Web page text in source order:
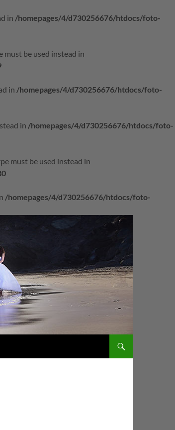
in /homepages/4/d730256676/htdocs/foto-
must be used instead in
in /homepages/4/d730256676/htdocs/foto-
in /homepages/4/d730256676/htdocs/foto-
must be used instead in
/homepages/4/d730256676/htdocs/foto-